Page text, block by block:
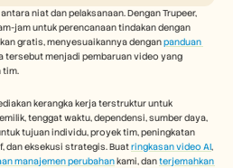
niat dan pelaksanaan. Dengan Trupeer,
jam untuk perencanaan tindakan dengan
gratis, menyesuaikannya dengan panduan
tersebut menjadi pembaruan video yang
tim.
kerangka kerja terstruktur untuk
tenggat waktu, dependensi, sumber daya,
tujuan individu, proyek tim, peningkatan
dan eksekusi strategis. Buat ringkasan video AI,
manajemen perubahan kami, dan terjemahkan